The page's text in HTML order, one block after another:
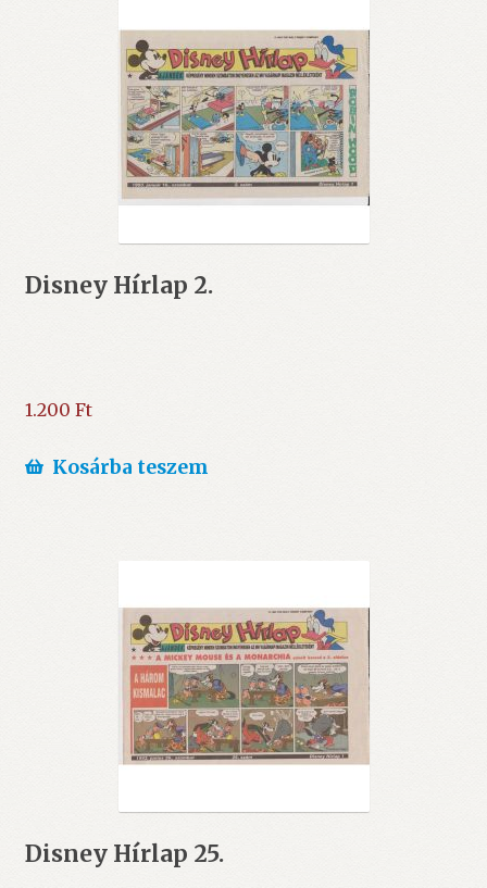
Disney Hírlap 2.
1.200 Ft
Kosárba teszem
Disney Hírlap 25.